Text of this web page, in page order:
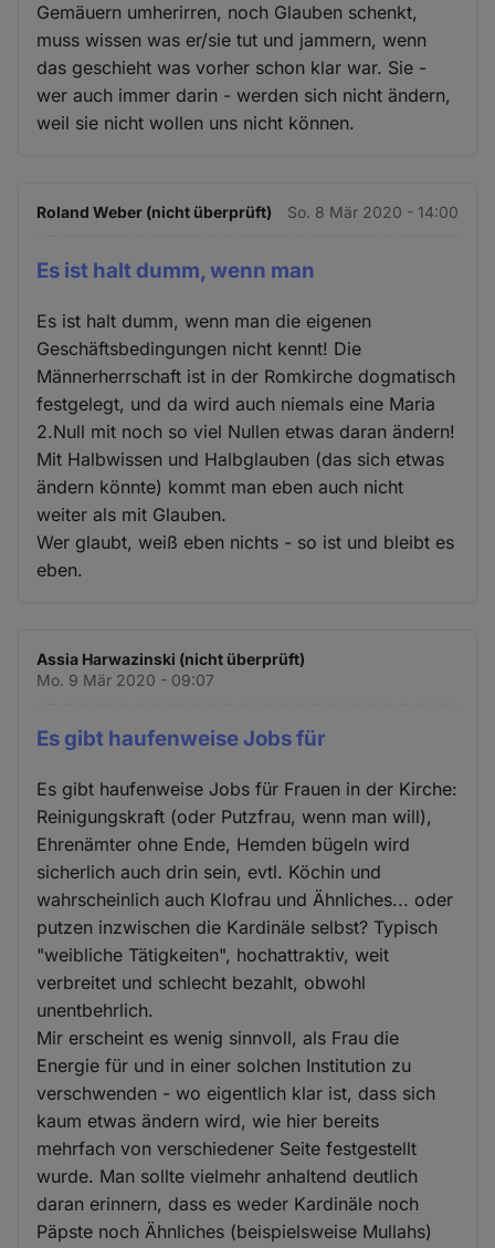
Gemäuern umherirren, noch Glauben schenkt,
muss wissen was er/sie tut und jammern, wenn
das geschieht was vorher schon klar war. Sie -
wer auch immer darin - werden sich nicht ändern,
weil sie nicht wollen uns nicht können.
Roland Weber (nicht überprüft) So. 8 Mär 2020 - 14:00
Es ist halt dumm, wenn man
Es ist halt dumm, wenn man die eigenen
Geschäftsbedingungen nicht kennt! Die
Männerherrschaft ist in der Romkirche dogmatisch
festgelegt, und da wird auch niemals eine Maria
2.Null mit noch so viel Nullen etwas daran ändern!
Mit Halbwissen und Halbglauben (das sich etwas
ändern könnte) kommt man eben auch nicht
weiter als mit Glauben.
Wer glaubt, weiß eben nichts - so ist und bleibt es
eben.
Assia Harwazinski (nicht überprüft)
Mo. 9 Mär 2020 - 09:07
Es gibt haufenweise Jobs für
Es gibt haufenweise Jobs für Frauen in der Kirche:
Reinigungskraft (oder Putzfrau, wenn man will),
Ehrenämter ohne Ende, Hemden bügeln wird
sicherlich auch drin sein, evtl. Köchin und
wahrscheinlich auch Klofrau und Ähnliches... oder
putzen inzwischen die Kardinäle selbst? Typisch
"weibliche Tätigkeiten", hochattraktiv, weit
verbreitet und schlecht bezahlt, obwohl
unentbehrlich.
Mir erscheint es wenig sinnvoll, als Frau die
Energie für und in einer solchen Institution zu
verschwenden - wo eigentlich klar ist, dass sich
kaum etwas ändern wird, wie hier bereits
mehrfach von verschiedener Seite festgestellt
wurde. Man sollte vielmehr anhaltend deutlich
daran erinnern, dass es weder Kardinäle noch
Päpste noch Ähnliches (beispielsweise Mullahs)